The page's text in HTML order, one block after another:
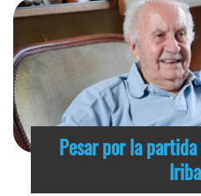
Pesar por la